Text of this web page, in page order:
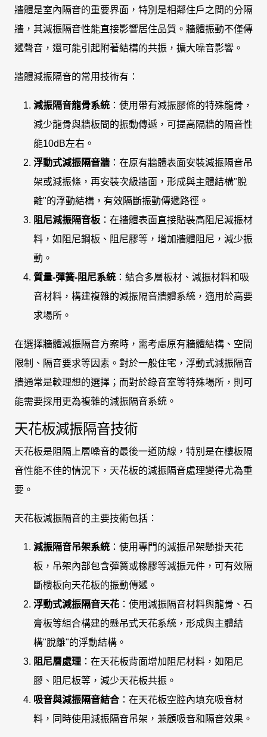
牆體是室內隔音的重要界面，特別是相鄰住戶之間的分隔
牆，其減振隔音性能直接影響居住品質。牆體振動不僅傳
遞聲音，還可能引起附著結構的共振，擴大噪音影響。
牆體減振隔音的常用技術有：
減振隔音龍骨系統 ：使用帶有減振膠條的特殊龍骨，
減少龍骨與牆板間的振動傳遞，可提高隔牆的隔音性
能10dB左右。
浮動式減振隔音牆 ：在原有牆體表面安裝減振隔音吊
架或減振條，再安裝次級牆面，形成與主體結構"脫
離"的浮動結構，有效隔斷振動傳遞路徑。
阻尼減振隔音板 ：在牆體表面直接貼裝高阻尼減振材
料，如阻尼鋼板、阻尼膠等，增加牆體阻尼，減少振
動。
質量-彈簧-阻尼系統 ：結合多層板材、減振材料和吸
音材料，構建複雜的減振隔音牆體系統，適用於高要
求場所。
在選擇牆體減振隔音方案時，需考慮原有牆體結構、空間
限制、隔音要求等因素。對於一般住宅，浮動式減振隔音
牆通常是較理想的選擇；而對於錄音室等特殊場所，則可
能需要採用更為複雜的減振隔音系統。
天花板減振隔音技術
天花板是阻隔上層噪音的最後一道防線，特別是在樓板隔
音性能不佳的情況下，天花板的減振隔音處理變得尤為重
要。
天花板減振隔音的主要技術包括：
減振隔音吊架系統 ：使用專門的減振吊架懸掛天花
板，吊架內部包含彈簧或橡膠等減振元件，可有效隔
斷樓板向天花板的振動傳遞。
浮動式減振隔音天花 ：使用減振隔音材料與龍骨、石
膏板等組合構建的懸吊式天花系統，形成與主體結
構"脫離"的浮動結構。
阻尼層處理 ：在天花板背面增加阻尼材料，如阻尼
膠、阻尼板等，減少天花板共振。
吸音與減振隔音結合 ：在天花板空腔內填充吸音材
料，同時使用減振隔音吊架，兼顧吸音和隔音效果。